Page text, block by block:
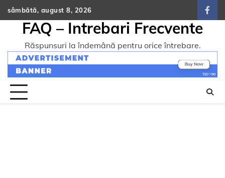
Skip
to
content
sâmbătă, august 8, 2026
FAQ – Intrebari Frecvente
Răspunsuri la îndemână pentru orice întrebare.